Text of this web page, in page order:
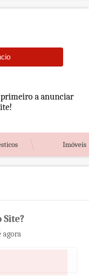
primeiro a anunciar
Imóveis
Site?
agora